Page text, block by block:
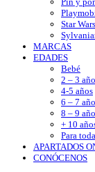
Star Wars
MARCAS
EDADES
Bebé
2 – 3
4-5 años
6 – 7
8 – 9
+ 10
Para
APARTADOS
CONÓCENOS